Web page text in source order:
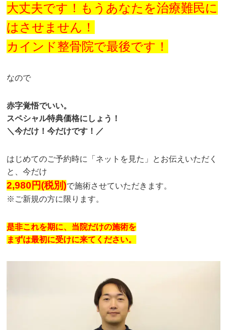
大丈夫です！もうあなたを治療難民に
はさせません！
カインド整骨院で最後です！
なので
赤字覚悟でいい。
スペシャル特典価格にしょう！
＼今だけ！今だけです！／
はじめてのご予約時に「ネットを見た」とお伝えいただく
と、今だけ
2,980円(税別)で施術させていただきます。
※ご新規の方に限ります。
是非これを期に、当院だけの施術を
まずは最初に受けに来てください。